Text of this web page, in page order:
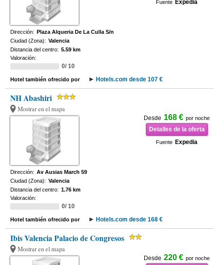
Fuente Expedia
Dirección: Plaza Alqueria De La Culla S/n
Ciudad (Zona): Valencia
Distancia del centro: 5.59 km
Valoración:
0/ 10
Hotel también ofrecido por Hotels.com desde 107 €
NH Abashiri
Mostrar en el mapa
Desde 168 € por noche
Detalles de la oferta
Fuente Expedia
Dirección: Av Ausias March 59
Ciudad (Zona): Valencia
Distancia del centro: 1.76 km
Valoración:
0/ 10
Hotel también ofrecido por Hotels.com desde 168 €
Ibis Valencia Palacio de Congresos
Mostrar en el mapa
Desde 220 € por noche